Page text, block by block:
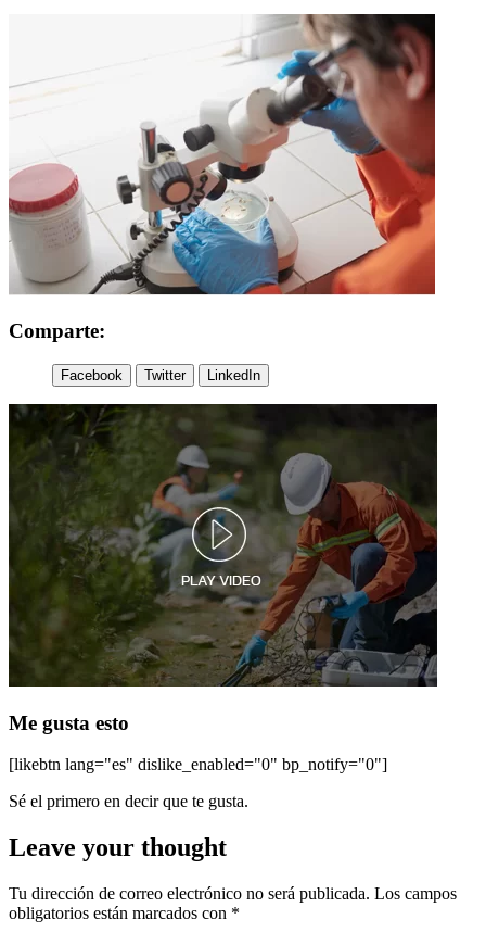
Comparte:
Facebook Twitter LinkedIn
Me gusta esto
[likebtn lang="es" dislike_enabled="0" bp_notify="0"]
Sé el primero en decir que te gusta.
Leave your thought
Tu dirección de correo electrónico no será publicada. Los campos
obligatorios están marcados con *